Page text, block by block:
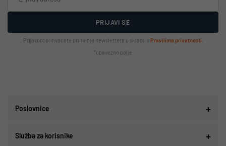
PRIJAVI SE
Prijavom prihvaćate primanje newslettera u skladu s Pravilima privatnosti
*obavezno polje
Poslovnice
Služba za korisnike